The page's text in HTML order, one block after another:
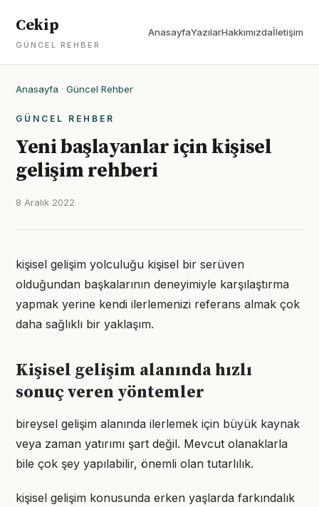
Cekip
GÜNCEL REHBER
AnasayfaYazılarHakkımızdaİletişim
Anasayfa · Güncel Rehber
GÜNCEL REHBER
Yeni başlayanlar için kişisel
gelişim rehberi
8 Aralık 2022
kişisel gelişim yolculuğu kişisel bir serüven
olduğundan başkalarının deneyimiyle karşılaştırma
yapmak yerine kendi ilerlemenizi referans almak çok
daha sağlıklı bir yaklaşım.
Kişisel gelişim alanında hızlı
sonuç veren yöntemler
bireysel gelişim alanında ilerlemek için büyük kaynak
veya zaman yatırımı şart değil. Mevcut olanaklarla
bile çok şey yapılabilir, önemli olan tutarlılık.
kişisel gelişim konusunda erken yaşlarda farkındalık